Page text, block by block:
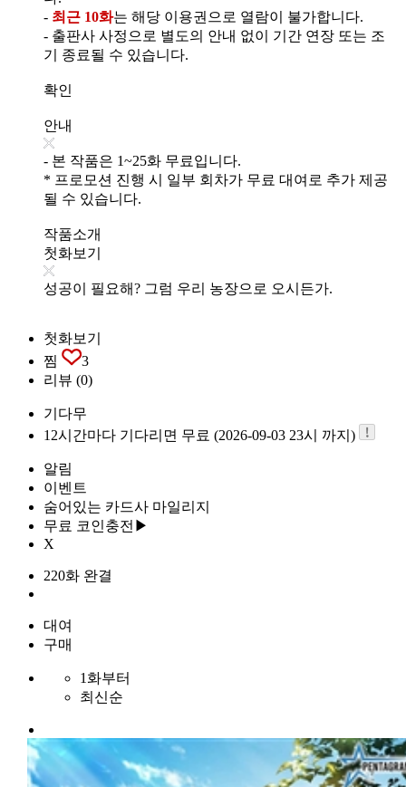
- 최근 10화는 해당 이용권으로 열람이 불가합니다.
- 출판사 사정으로 별도의 안내 없이 기간 연장 또는 조
기 종료될 수 있습니다.
확인
안내
- 본 작품은 1~25화 무료입니다.
* 프로모션 진행 시 일부 회차가 무료 대여로 추가 제공
될 수 있습니다.
작품소개
첫화보기
성공이 필요해? 그럼 우리 농장으로 오시든가.
첫화보기
찜
3
리뷰 (0)
기다무
12시간마다 기다리면 무료 (2026-09-03 23시 까지)
알림
이벤트
숨어있는 카드사 마일리지
무료 코인충전▶
X
220화 완결
대여
구매
1화부터
최신순